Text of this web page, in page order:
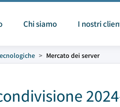
Chi siamo I nostri
Mercato dei server